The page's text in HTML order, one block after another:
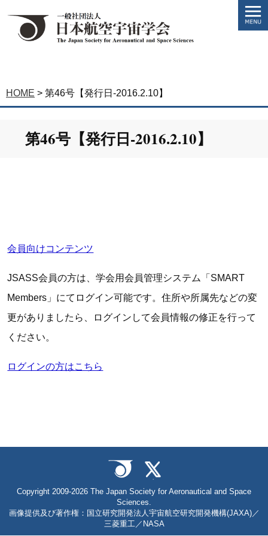
HOME > 第46号【発行日-2016.2.10】
第46号【発行日-2016.2.10】
会員向けコンテンツ
JSASS会員の方は、学会用会員管理システム「SMART
Members」にてログイン可能です。住所や所属先などの変
更がありましたら、ログインして会員情報の修正を行って
ください。
ログインの方はこちら
Copyright 2009-2026 The Japan Society for Aeronautical and Space
Sciences.
画像提供及び著作権：国立研究開発法人宇宙航空研究開発機構(JAXA)／
三菱重工／NASA